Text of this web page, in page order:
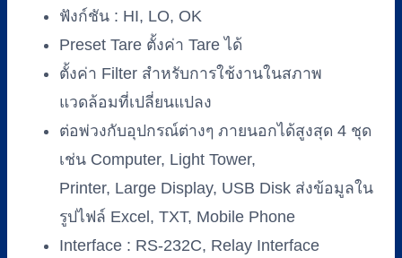
kg
(แท่น
สี
เทา)
ฟังก์ชัน : HI, LO, OK
Preset Tare ตั้งค่า Tare ได้
ตั้งค่า Filter สำหรับการใช้งานในสภาพ
แวดล้อมที่เปลี่ยนแปลง
ต่อพ่วงกับอุปกรณ์ต่างๆ ภายนอกได้สูงสุด 4 ชุด
เช่น Computer, Light Tower,
Printer, Large Display, USB Disk ส่งข้อมูลใน
รูปไฟล์ Excel, TXT, Mobile Phone
Interface : RS-232C, Relay Interface